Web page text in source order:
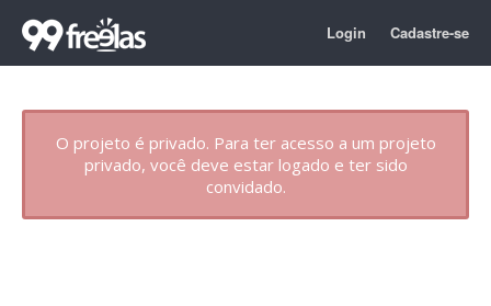
Login Cadastre-se
O projeto é privado. Para ter acesso a um projeto
privado, você deve estar logado e ter sido
convidado.